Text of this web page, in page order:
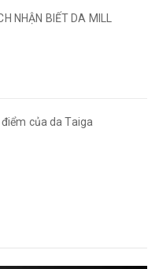
NHẬN BIẾT DA MILL
của da Taiga